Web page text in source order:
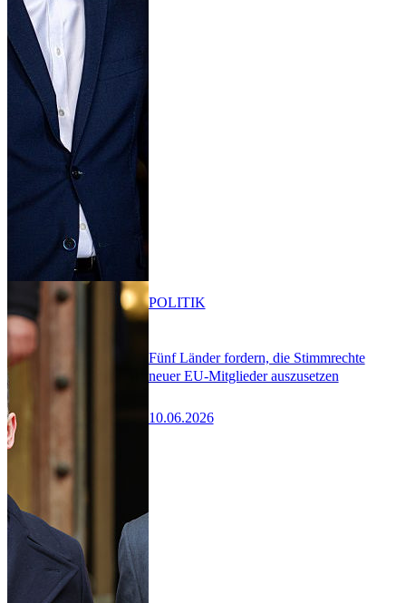
Fünf Länder fordern, die Stimmrechte
neuer EU-Mitglieder auszusetzen
10.06.2026
POLITIK